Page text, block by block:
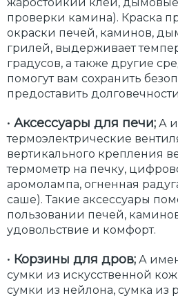
проверки камина). Краска
окраски печей, каминов,
грилей, выдерживает
градусов, а также другие
помогут вам сохранить
предоставить
• Аксессуары для печи; А
термоэлектрические
вертикального крепления
термометр на печку,
аромолампа, огненная
саше). Такие аксессуары
пользовании печей,
удовольствие и комфорт.
• Корзины для дров; А
сумки из искусственной
сумки из нейлона, сумка из